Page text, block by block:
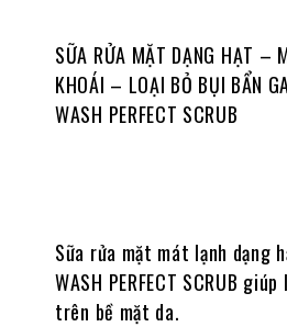
SỮA RỬA MẶT DẠNG HẠT –
KHOÁI – LOẠI BỎ BỤI BẨN
WASH PERFECT SCRUB
Sữa rửa mặt mát lạnh dạng
WASH PERFECT SCRUB
trên bề mặt da.